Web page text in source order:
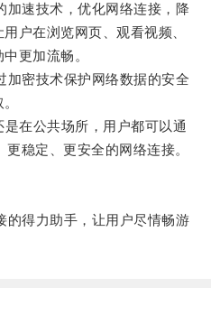
速技术，优化网络连接，降
户在浏览网页、观看视频、
更加流畅。
密技术保护网络数据的安全
在公共场所，用户都可以通
稳定、更安全的网络连接。
得力助手，让用户尽情畅游